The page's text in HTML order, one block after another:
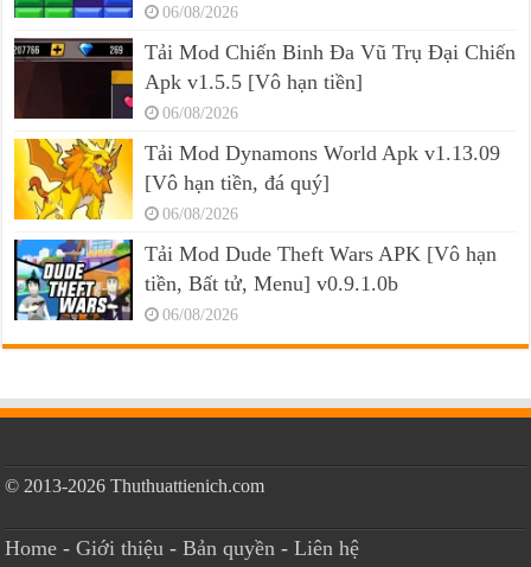
06/08/2026
Tải Mod Chiến Binh Đa Vũ Trụ Đại Chiến
Apk v1.5.5 [Vô hạn tiền]
06/08/2026
Tải Mod Dynamons World Apk v1.13.09
[Vô hạn tiền, đá quý]
06/08/2026
Tải Mod Dude Theft Wars APK [Vô hạn
tiền, Bất tử, Menu] v0.9.1.0b
06/08/2026
© 2013-2026 Thuthuattienich.com
Home -Giới thiệu -Bản quyền -Liên hệ